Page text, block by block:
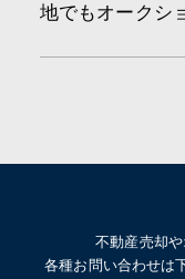
地でもオークシ
不動産売却や
各種お問い合わせは